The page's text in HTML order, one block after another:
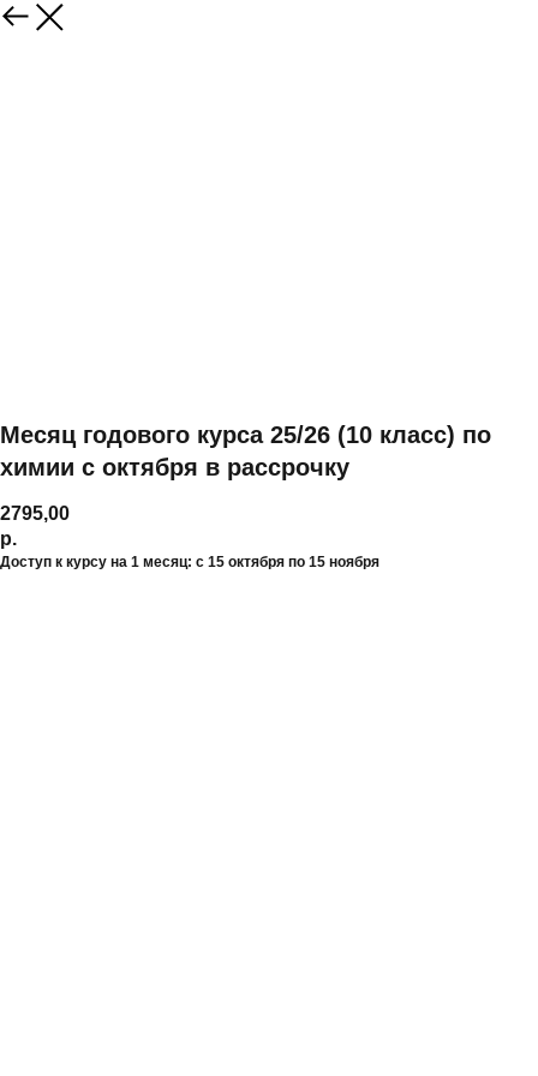
Месяц годового курса 25/26 (10 класс) по
химии с октября в рассрочку
2795,00
р.
Доступ к курсу на 1 месяц: с 15 октября по 15 ноября